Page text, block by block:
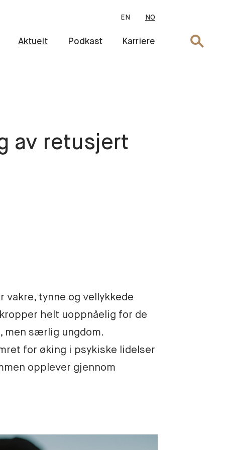
EN NO
Aktuelt Podkast Karriere Søk
av retusjert
vakre, tynne og vellykkede
helt uoppnåelig for de
men særlig ungdom.
for øking i psykiske lidelser
opplever gjennom